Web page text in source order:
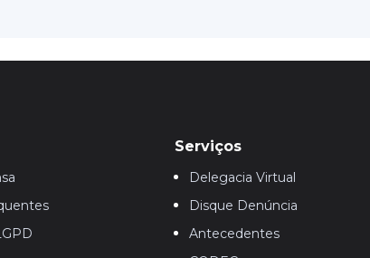
Serviços
Delegacia Virtual
Disque Denúncia
Antecedentes